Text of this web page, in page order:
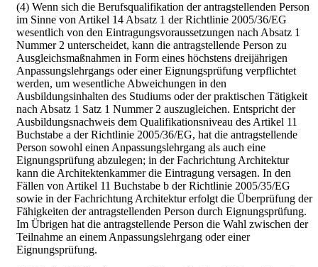
(4) Wenn sich die Berufsqualifikation der antragstellenden Person
im Sinne von Artikel 14 Absatz 1 der Richtlinie 2005/36/EG
wesentlich von den Eintragungsvoraussetzungen nach Absatz 1
Nummer 2 unterscheidet, kann die antragstellende Person zu
Ausgleichsmaßnahmen in Form eines höchstens dreijährigen
Anpassungslehrgangs oder einer Eignungsprüfung verpflichtet
werden, um wesentliche Abweichungen in den
Ausbildungsinhalten des Studiums oder der praktischen Tätigkeit
nach Absatz 1 Satz 1 Nummer 2 auszugleichen. Entspricht der
Ausbildungsnachweis dem Qualifikationsniveau des Artikel 11
Buchstabe a der Richtlinie 2005/36/EG, hat die antragstellende
Person sowohl einen Anpassungslehrgang als auch eine
Eignungsprüfung abzulegen; in der Fachrichtung Architektur
kann die Architektenkammer die Eintragung versagen. In den
Fällen von Artikel 11 Buchstabe b der Richtlinie 2005/35/EG
sowie in der Fachrichtung Architektur erfolgt die Überprüfung der
Fähigkeiten der antragstellenden Person durch Eignungsprüfung.
Im Übrigen hat die antragstellende Person die Wahl zwischen der
Teilnahme an einem Anpassungslehrgang oder einer
Eignungsprüfung.